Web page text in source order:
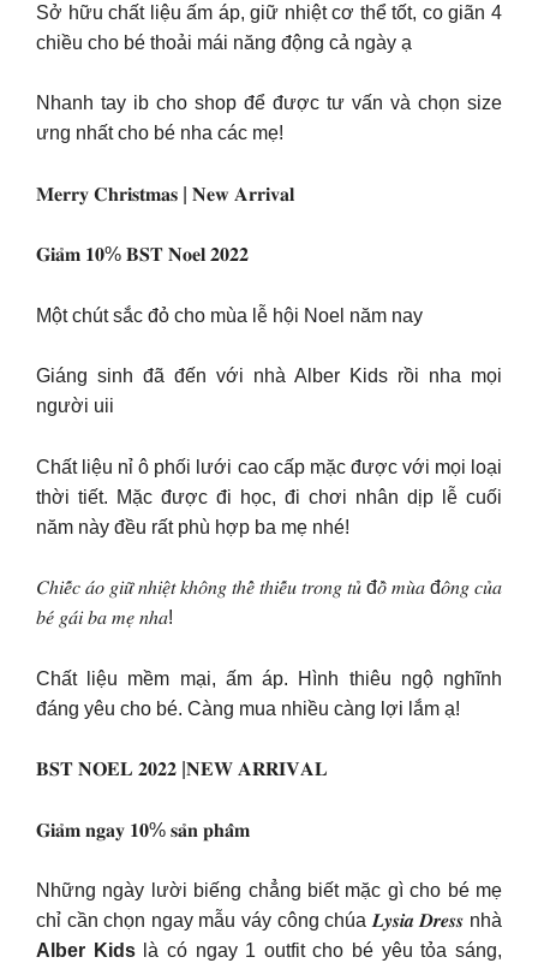
Sở hữu chất liệu ấm áp, giữ nhiệt cơ thể tốt, co giãn 4
chiều cho bé thoải mái năng động cả ngày ạ
Nhanh tay ib cho shop để được tư vấn và chọn size
ưng nhất cho bé nha các mẹ!
𝐌𝐞𝐫𝐫𝐲 𝐂𝐡𝐫𝐢𝐬𝐭𝐦𝐚𝐬 | 𝐍𝐞𝐰 𝐀𝐫𝐫𝐢𝐯𝐚𝐥
𝐆𝐢𝐚̉𝐦 𝟏𝟎% 𝐁𝐒𝐓 𝐍𝐨𝐞𝐥 𝟐𝟎𝟐𝟐
Một chút sắc đỏ cho mùa lễ hội Noel năm nay
Giáng sinh đã đến với nhà Alber Kids rồi nha mọi
người uii
Chất liệu nỉ ô phối lưới cao cấp mặc được với mọi loại
thời tiết. Mặc được đi học, đi chơi nhân dịp lễ cuối
năm này đều rất phù hợp ba mẹ nhé!
𝐶ℎ𝑖𝑒̂́𝑐 𝑎́𝑜 𝑔𝑖𝑢̛̃ 𝑛ℎ𝑖𝑒̣̂𝑡 𝑘ℎ𝑜̂𝑛𝑔 𝑡ℎ𝑒̂̉ 𝑡ℎ𝑖𝑒̂́𝑢 𝑡𝑟𝑜𝑛𝑔 𝑡𝑢̉ đ𝑜̂̀ 𝑚𝑢̀𝑎 đ𝑜̂𝑛𝑔 𝑐𝑢̉𝑎
𝑏𝑒́ 𝑔𝑎́𝑖 𝑏𝑎 𝑚𝑒̣ 𝑛ℎ𝑎!
Chất liệu mềm mại, ấm áp. Hình thiêu ngộ nghĩnh
đáng yêu cho bé. Càng mua nhiều càng lợi lắm ạ!
𝐁𝐒𝐓 𝐍𝐎𝐄𝐋 𝟐𝟎𝟐𝟐 |𝐍𝐄𝐖 𝐀𝐑𝐑𝐈𝐕𝐀𝐋
𝐆𝐢𝐚̉𝐦 𝐧𝐠𝐚𝐲 𝟏𝟎% 𝐬𝐚̉𝐧 𝐩𝐡𝐚̂̉𝐦
Những ngày lười biếng chẳng biết mặc gì cho bé mẹ
chỉ cần chọn ngay mẫu váy công chúa 𝑳𝒚𝒔𝒊𝒂 𝑫𝒓𝒆𝒔𝒔 nhà
Alber Kids là có ngay 1 outfit cho bé yêu tỏa sáng,